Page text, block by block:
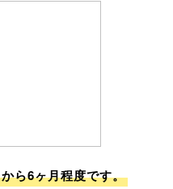
ら6ヶ月程度です。